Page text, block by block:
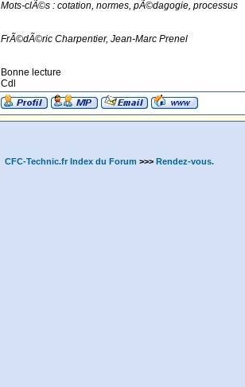
Mots-clÃ©s : cotation, normes, pÃ©dagogie, processus
FrÃ©dÃ©ric Charpentier, Jean-Marc Prenel
Bonne lecture
Cdl
CFC-Technic.fr Index du Forum >>> Rendez-vous.